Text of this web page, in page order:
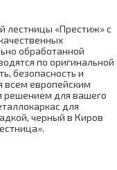
лестницы «Престиж» с
обработанной
по оригинальной
безопасность и
всем европейским
решением для вашего
для
черный в Киров